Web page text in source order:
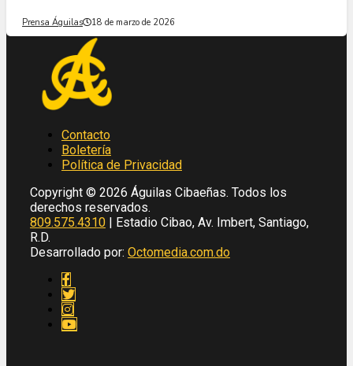
Prensa Águilas 18 de marzo de 2026
Contacto
Boletería
Política de Privacidad
Copyright © 2026 Águilas Cibaeñas. Todos los
derechos reservados.
809.575.4310 | Estadio Cibao, Av. Imbert, Santiago,
R.D.
Desarrollado por: Octomedia.com.do